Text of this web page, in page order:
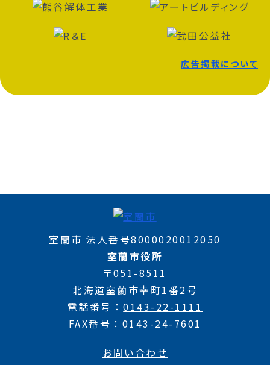
広告掲載について
室蘭市 法人番号8000020012050
室蘭市役所
〒051-8511
北海道室蘭市幸町1番2号
電話番号
0143-22-1111
FAX番号
0143-24-7601
お問い合わせ